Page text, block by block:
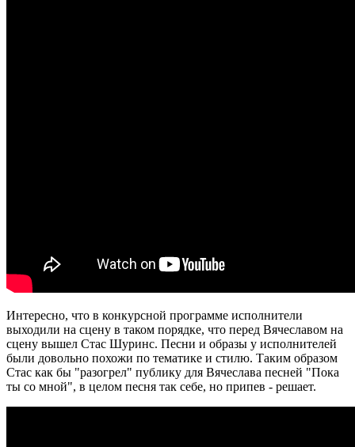
Интересно, что в конкурсной программе исполнители
выходили на сцену в таком порядке, что перед Вячеславом на
сцену вышел Стас Шуринс. Песни и образы у исполнителей
были довольно похожи по тематике и стилю. Таким образом
Стас как бы "разогрел" публику для Вячеслава песней "Пока
ты со мной", в целом песня так себе, но припев - решает.